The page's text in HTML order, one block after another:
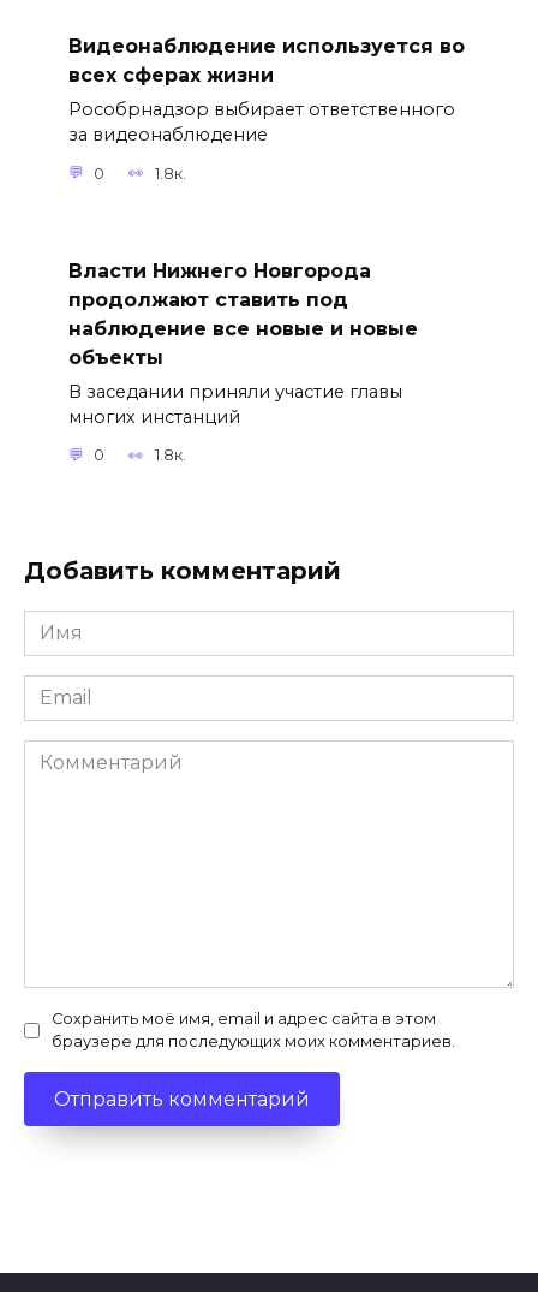
Видеонаблюдение используется во
всех сферах жизни
Рособрнадзор выбирает ответственного
за видеонаблюдение
0 1.8к.
Власти Нижнего Новгорода
продолжают ставить под
наблюдение все новые и новые
объекты
В заседании приняли участие главы
многих инстанций
0 1.8к.
Добавить комментарий
Имя
*
Email
*
Комментарий
Сохранить моё имя, email и адрес сайта в этом
браузере для последующих моих комментариев.